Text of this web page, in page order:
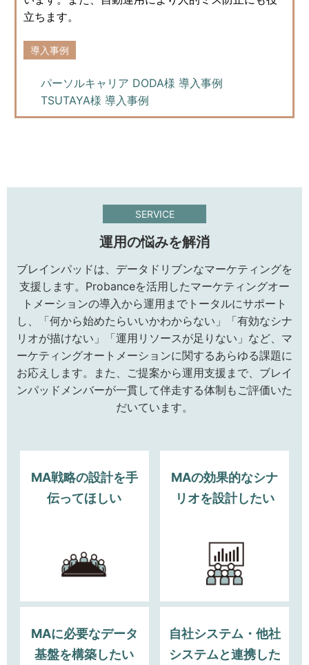
立ちます。
導入事例
パーソルキャリア DODA様 導入事例
TSUTAYA様 導入事例
SERVICE
運用の悩みを解消
ブレインパッドは、データドリブンなマーケティングを
支援します。Probanceを活用したマーケティングオー
トメーションの導入から運用までトータルにサポート
し、「何から始めたらいいかわからない」「有効なシナ
リオが描けない」「運用リソースが足りない」など、マ
ーケティングオートメーションに関するあらゆる課題に
お応えします。また、ご提案から運用支援まで、ブレイ
ンパッドメンバーが一貫して伴走する体制もご評価いた
だいています。
MA戦略の設計を手
伝ってほしい
MAの効果的なシナ
リオを設計したい
MAに必要なデータ
基盤を構築したい
自社システム・他社
システムと連携した